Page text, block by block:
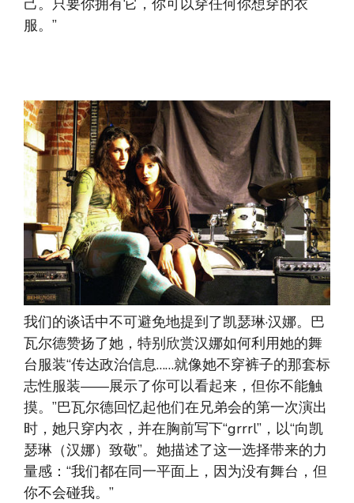
己。只要你拥有它，你可以穿任何你想穿的衣
服。”
我们的谈话中不可避免地提到了凯瑟琳·汉娜。巴
瓦尔德赞扬了她，特别欣赏汉娜如何利用她的舞
台服装“传达政治信息……就像她不穿裤子的那套标
志性服装——展示了你可以看起来，但你不能触
摸。”巴瓦尔德回忆起他们在兄弟会的第一次演出
时，她只穿内衣，并在胸前写下“grrrl”，以“向凯
瑟琳（汉娜）致敬”。她描述了这一选择带来的力
量感：“我们都在同一平面上，因为没有舞台，但
你不会碰我。”